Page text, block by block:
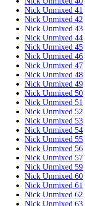
Nick Unmixed 41
Nick Unmixed 42
Nick Unmixed 43
Nick Unmixed 44
Nick Unmixed 45
Nick Unmixed 46
Nick Unmixed 47
Nick Unmixed 48
Nick Unmixed 49
Nick Unmixed 50
Nick Unmixed 51
Nick Unmixed 52
Nick Unmixed 53
Nick Unmixed 54
Nick Unmixed 55
Nick Unmixed 56
Nick Unmixed 57
Nick Unmixed 59
Nick Unmixed 60
Nick Unmixed 61
Nick Unmixed 62
Nick Unmixed 63